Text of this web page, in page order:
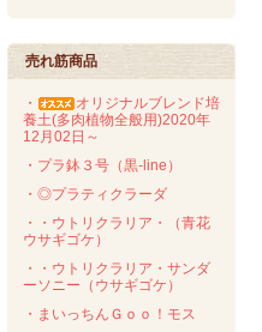
売れ筋商品
・
オリジナルブレンド培
養土(多肉植物全般用)2020年
12月02日～
・プラ鉢３号（黒-line）
・◎プラティクラーダ
・・ウトリクラリア・（青花
ウサギゴケ）
・・ウトリクラリア・サンダ
ーソニー（ウサギゴケ）
・まいっちんＧｏｏ！モス